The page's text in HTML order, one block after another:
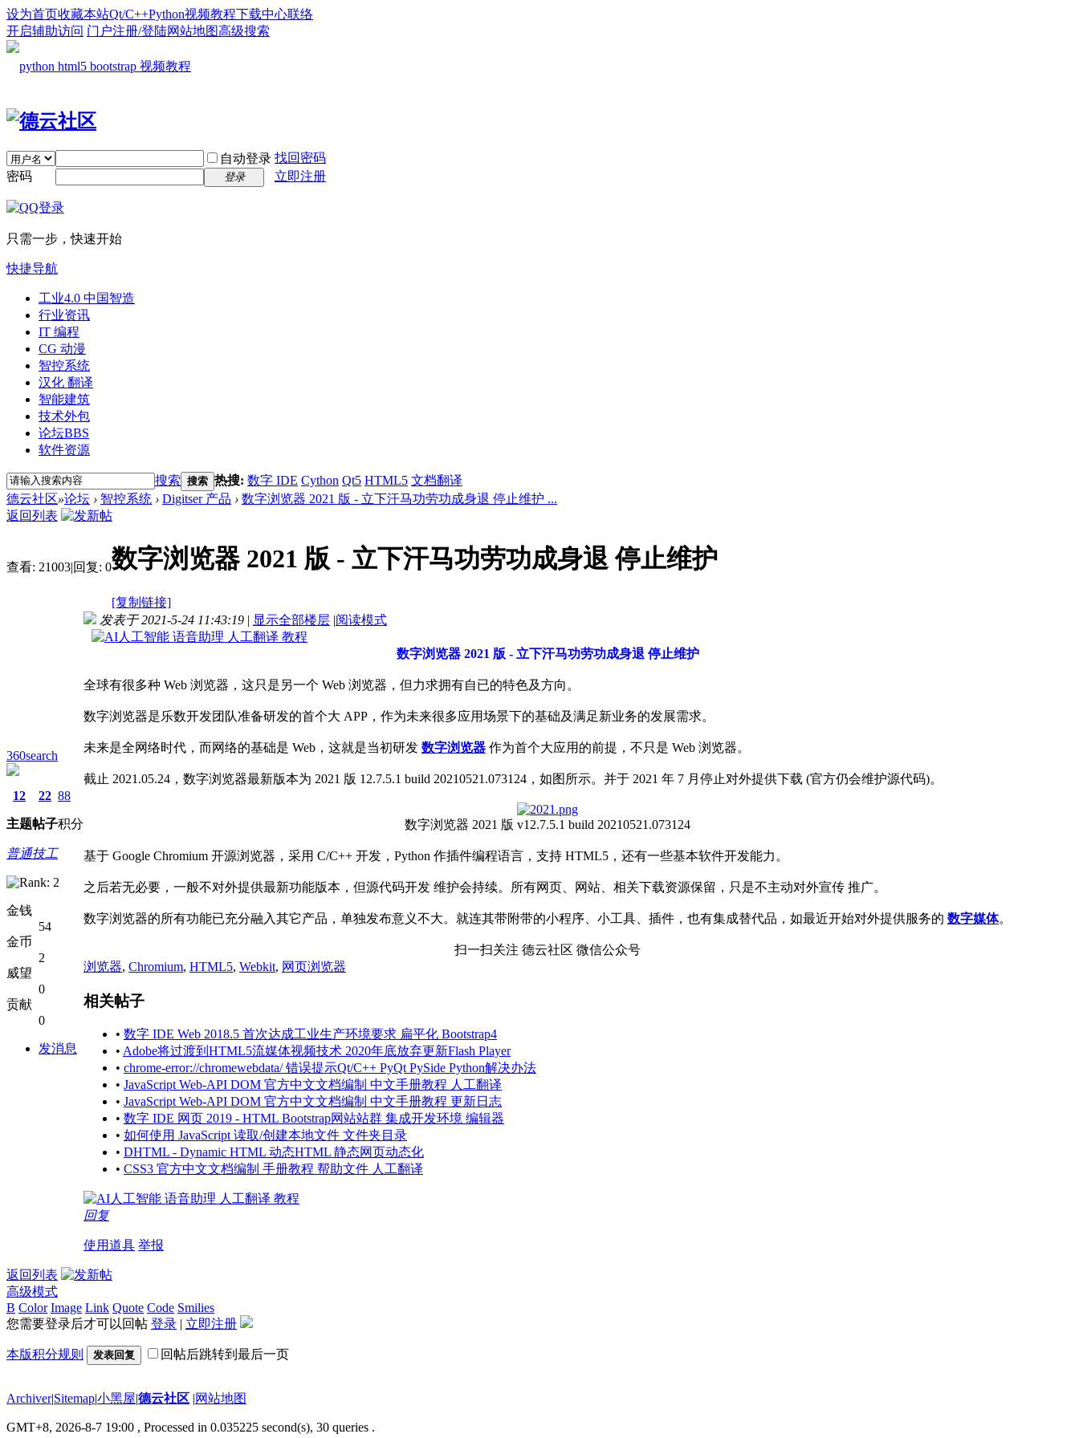
设为首页收藏本站Qt/C++Python视频教程下载中心联络
开启辅助访问 门户注册/登陆网站地图高级搜索
自动登录 找回密码
密码
登录 立即注册
只需一步，快速开始
快捷导航
工业4.0 中国智造
行业资讯
IT 编程
CG 动漫
智控系统
汉化 翻译
智能建筑
技术外包
论坛BBS
软件资源
搜索 搜索 热搜: 数字 IDE Cython Qt5 HTML5 文档翻译
德云社区»论坛 › 智控系统 › Digitser 产品 › 数字浏览器 2021 版 - 立下汗马功劳功成身退 停止维护 ...
返回列表
查看: 21003|回复: 0数字浏览器 2021 版 - 立下汗马功劳功成身退 停止维护
[复制链接]
360search
12
主题
22
帖子
88
积分
普通技工
金钱
54
金币
2
威望
0
贡献
0
发消息
发表于 2021-5-24 11:43:19 | 显示全部楼层 |阅读模式
数字浏览器 2021 版 - 立下汗马功劳功成身退 停止维护
全球有很多种 Web 浏览器，这只是另一个 Web 浏览器，但力求拥有自已的特色及方向。
数字浏览器是乐数开发团队准备研发的首个大 APP，作为未来很多应用场景下的基础及满足新业务的发展需求。
未来是全网络时代，而网络的基础是 Web，这就是当初研发 数字浏览器 作为首个大应用的前提，不只是 Web 浏览器。
截止 2021.05.24，数字浏览器最新版本为 2021 版 12.7.5.1 build 20210521.073124，如图所示。并于 2021 年 7 月停止对外提供下载 (官方仍会维护源代码)。
数字浏览器 2021 版 v12.7.5.1 build 20210521.073124
基于 Google Chromium 开源浏览器，采用 C/C++ 开发，Python 作插件编程语言，支持 HTML5，还有一些基本软件开发能力。
之后若无必要，一般不对外提供最新功能版本，但源代码开发 维护会持续。所有网页、网站、相关下载资源保留，只是不主动对外宣传 推广。
数字浏览器的所有功能已充分融入其它产品，单独发布意义不大。就连其带附带的小程序、小工具、插件，也有集成替代品，如最近开始对外提供服务的 数字媒体。
扫一扫关注 德云社区 微信公众号
浏览器, Chromium, HTML5, Webkit, 网页浏览器
相关帖子
• 数字 IDE Web 2018.5 首次达成工业生产环境要求 扁平化 Bootstrap4
• Adobe将过渡到HTML5流媒体视频技术 2020年底放弃更新Flash Player
• chrome-error://chromewebdata/ 错误提示Qt/C++ PyQt PySide Python解决办法
• JavaScript Web-API DOM 官方中文文档编制 中文手册教程 人工翻译
• JavaScript Web-API DOM 官方中文文档编制 中文手册教程 更新日志
• 数字 IDE 网页 2019 - HTML Bootstrap网站站群 集成开发环境 编辑器
• 如何使用 JavaScript 读取/创建本地文件 文件夹目录
• DHTML - Dynamic HTML 动态HTML 静态网页动态化
• CSS3 官方中文文档编制 手册教程 帮助文件 人工翻译
回复
使用道具 举报
返回列表
高级模式
B Color Image Link Quote Code Smilies
您需要登录后才可以回帖 登录 | 立即注册
本版积分规则 发表回复 回帖后跳转到最后一页
Archiver|Sitemap|小黑屋|德云社区 |网站地图
GMT+8, 2026-8-7 19:00 , Processed in 0.035225 second(s), 30 queries .